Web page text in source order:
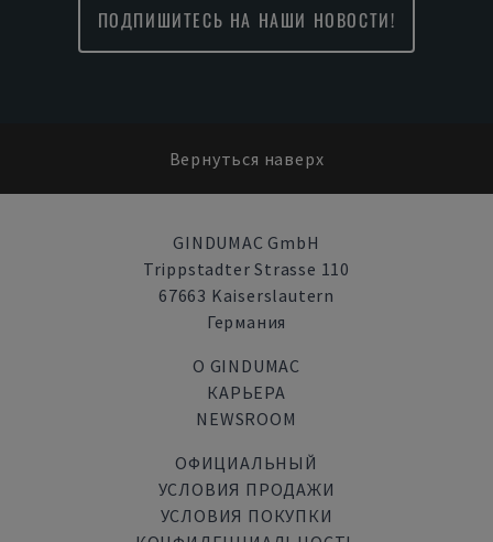
ПОДПИШИТЕСЬ НА НАШИ НОВОСТИ!
Вернуться наверх
GINDUMAC GmbH
Trippstadter Strasse 110
67663 Kaiserslautern
Германия
О GINDUMAC
КАРЬЕРА
NEWSROOM
ОФИЦИАЛЬНЫЙ
УСЛОВИЯ ПРОДАЖИ
УСЛОВИЯ ПОКУПКИ